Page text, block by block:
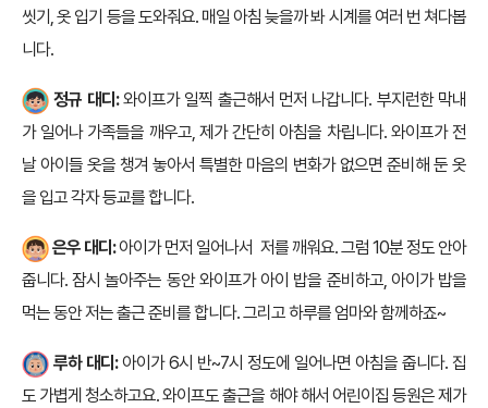
씻기, 옷 입기 등을 도와줘요. 매일 아침 늦을까 봐 시계를 여러 번 쳐다봅
니다.
정규 대디:와이프가 일찍 출근해서 먼저 나갑니다. 부지런한 막내
가 일어나 가족들을 깨우고, 제가 간단히 아침을 차립니다. 와이프가 전
날 아이들 옷을 챙겨 놓아서 특별한 마음의 변화가 없으면 준비해 둔 옷
을 입고 각자 등교를 합니다.
은우 대디:아이가 먼저 일어나서 저를 깨워요. 그럼 10분 정도 안아
줍니다. 잠시 놀아주는 동안 와이프가 아이 밥을 준비하고, 아이가 밥을
먹는 동안 저는 출근 준비를 합니다. 그리고 하루를 엄마와 함께하죠~
루하 대디:아이가 6시 반~7시 정도에 일어나면 아침을 줍니다. 집
도 가볍게 청소하고요. 와이프도 출근을 해야 해서 어린이집 등원은 제가